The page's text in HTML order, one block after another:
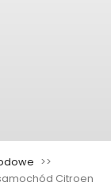
Citroen